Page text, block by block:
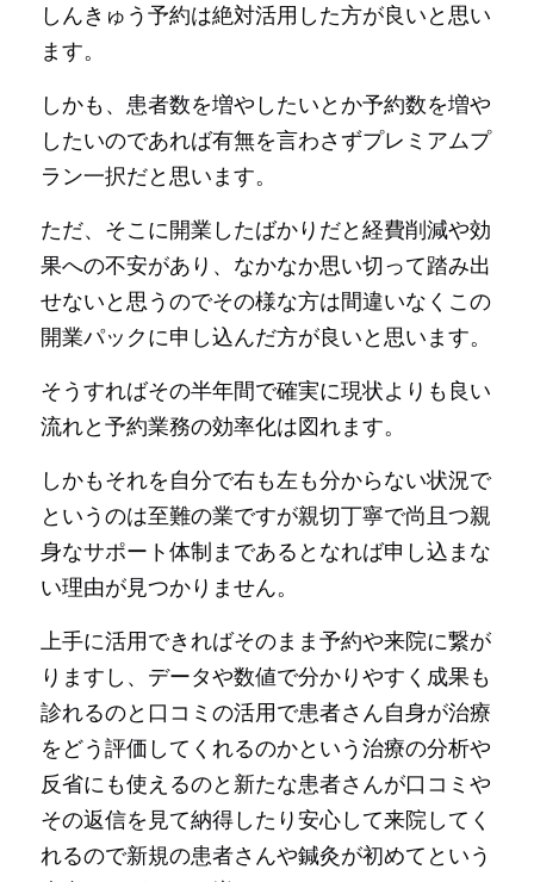
しんきゅう予約は絶対活用した方が良いと思い
ます。
しかも、患者数を増やしたいとか予約数を増や
したいのであれば有無を言わさずプレミアムプ
ラン一択だと思います。
ただ、そこに開業したばかりだと経費削減や効
果への不安があり、なかなか思い切って踏み出
せないと思うのでその様な方は間違いなくこの
開業パックに申し込んだ方が良いと思います。
そうすればその半年間で確実に現状よりも良い
流れと予約業務の効率化は図れます。
しかもそれを自分で右も左も分からない状況で
というのは至難の業ですが親切丁寧で尚且つ親
身なサポート体制まであるとなれば申し込まな
い理由が見つかりません。
上手に活用できればそのまま予約や来院に繋が
りますし、データや数値で分かりやすく成果も
診れるのと口コミの活用で患者さん自身が治療
をどう評価してくれるのかという治療の分析や
反省にも使えるのと新たな患者さんが口コミや
その返信を見て納得したり安心して来院してく
れるので新規の患者さんや鍼灸が初めてという